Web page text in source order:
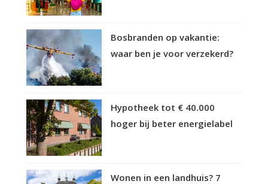
Bosbranden op vakantie:
waar ben je voor verzekerd?
Hypotheek tot € 40.000
hoger bij beter energielabel
Wonen in een landhuis? 7